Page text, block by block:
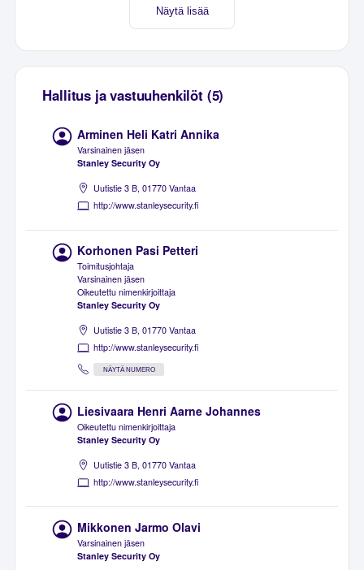
Näytä lisää
Hallitus ja vastuuhenkilöt (5)
Arminen Heli Katri Annika
Varsinainen jäsen
Stanley Security Oy
Uutistie 3 B, 01770 Vantaa
http://www.stanleysecurity.fi
Korhonen Pasi Petteri
Toimitusjohtaja
Varsinainen jäsen
Oikeutettu nimenkirjoittaja
Stanley Security Oy
Uutistie 3 B, 01770 Vantaa
http://www.stanleysecurity.fi
NÄYTÄ NUMERO
Liesivaara Henri Aarne Johannes
Oikeutettu nimenkirjoittaja
Stanley Security Oy
Uutistie 3 B, 01770 Vantaa
http://www.stanleysecurity.fi
Mikkonen Jarmo Olavi
Varsinainen jäsen
Stanley Security Oy